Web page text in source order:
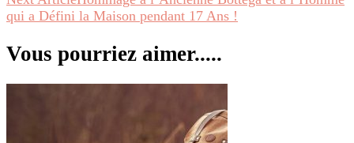
qui a Défini la Maison pendant 17 Ans !
Vous pourriez aimer.....